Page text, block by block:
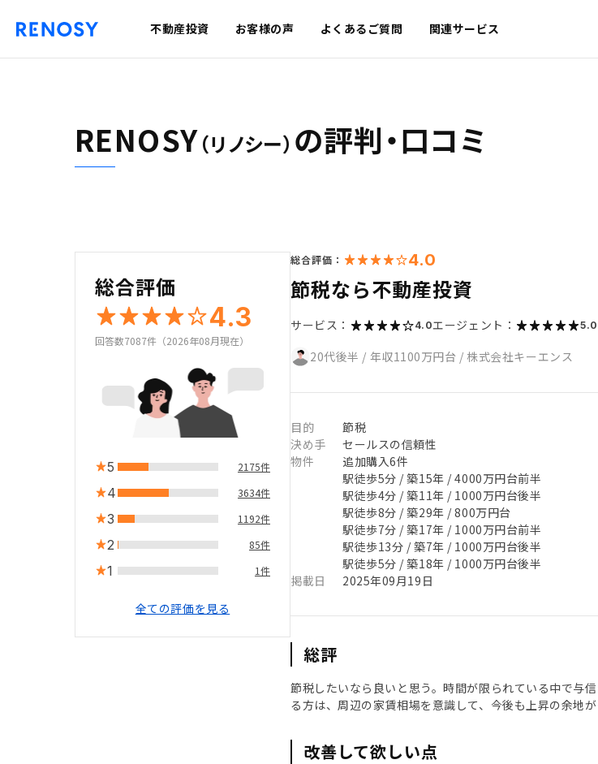
不動産投資 お客様の声 よくあるご質問 関連サービス
RENOSY（リノシー） の評判・口コミ
総合評価
4.3
回答数7087件（2026年08月現在）
5 2175件
4 3634件
3 1192件
2 85件
1 1件
全ての評価を見る
総合評価： 4.0
節税なら不動産投資
サービス： 4.0エージェント： 5.0
20代後半 / 年収1100万円台 / 株式会社キーエンス
目的
節税
決め手
セールスの信頼性
物件
追加購入6件
駅徒歩5分 / 築15年 / 4000万円台前半
駅徒歩4分 / 築11年 / 1000万円台後半
駅徒歩8分 / 築29年 / 800万円台
駅徒歩7分 / 築17年 / 1000万円台前半
駅徒歩13分 / 築7年 / 1000万円台後半
駅徒歩5分 / 築18年 / 1000万円台後半
掲載日
2025年09月19日
総評
節税したいなら良いと思う。時間が限られている中で与
る方は、周辺の家賃相場を意識して、今後も上昇の余地
改善して欲しい点